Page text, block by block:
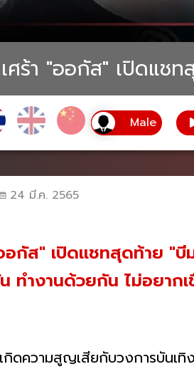
ศร้า "ออกัส" เปิดแช
24 มี.ค. 2565
อกัส" เปิดแชทสุดท้าย "บี
ทำงานด้วยกัน ไม่อยาก
เกิดความสูญเสียกับวงการบันเ